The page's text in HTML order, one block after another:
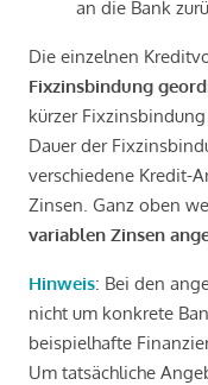
an die Bank
Die einzelnen
Fixzinsbindung
kürzer
Dauer der
verschiedene Kredit-
Zinsen. Ganz oben
variablen Zinsen
Hinweis: Bei den
nicht um konkrete
beispielhafte
Um tatsächliche